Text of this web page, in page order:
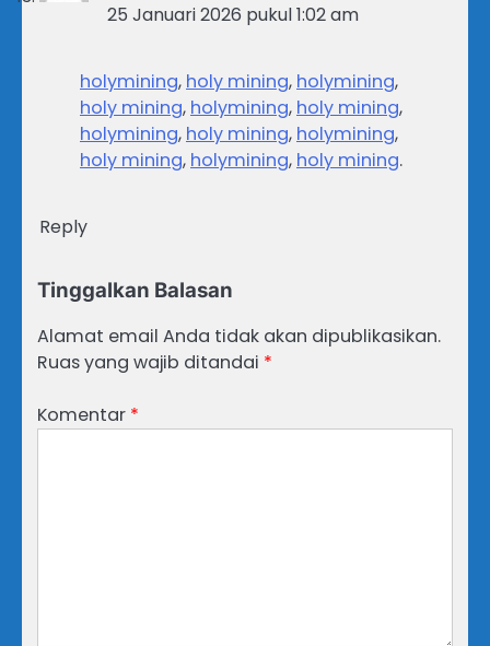
25 Januari 2026 pukul 1:02 am
holymining, holy mining, holymining,
holy mining, holymining, holy mining,
holymining, holy mining, holymining,
holy mining, holymining, holy mining.
Reply
Tinggalkan Balasan
Alamat email Anda tidak akan dipublikasikan.
Ruas yang wajib ditandai *
Komentar *